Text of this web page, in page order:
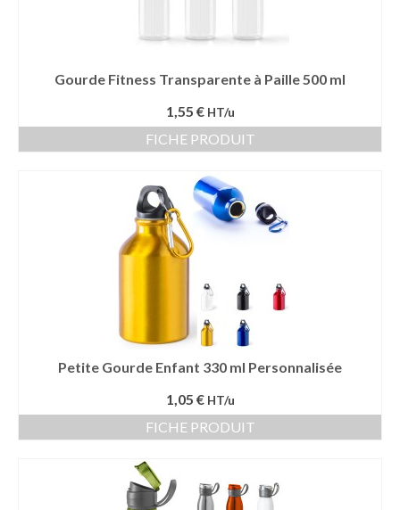
Gourde Fitness Transparente à Paille 500 ml
1,55 € HT/u
FICHE PRODUIT
Petite Gourde Enfant 330 ml Personnalisée
1,05 € HT/u
FICHE PRODUIT